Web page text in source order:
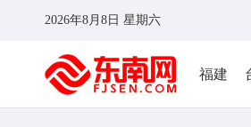
2026年8月8日 星期六
福建